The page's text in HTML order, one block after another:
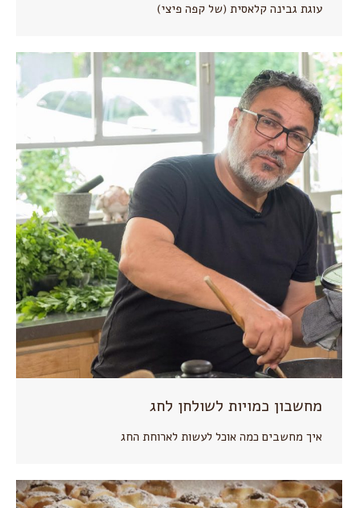
עוגת גבינה קלאסית (של קפה פיצי)
מחשבון כמויות לשולחן לחג
איך מחשבים כמה אוכל לעשות לארוחת החג